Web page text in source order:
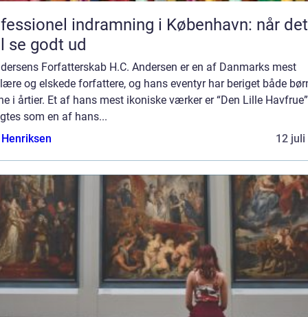
indramning i København: når det
se godt ud
Forfatterskab H.C. Andersen er en af Danmarks mest
og elskede forfattere, og hans eventyr har beriget både
i årtier. Et af hans mest ikoniske værker er “Den Lille
som en af hans...
12 juli